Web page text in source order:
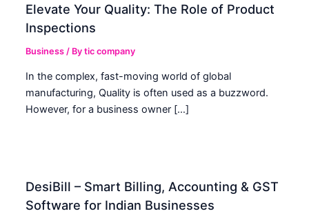
Elevate Your Quality: The Role of Product
Inspections
Business / Bytic company
In the complex, fast-moving world of global
manufacturing, Quality is often used as a buzzword.
However, for a business owner […]
DesiBill – Smart Billing, Accounting & GST
Software for Indian Businesses